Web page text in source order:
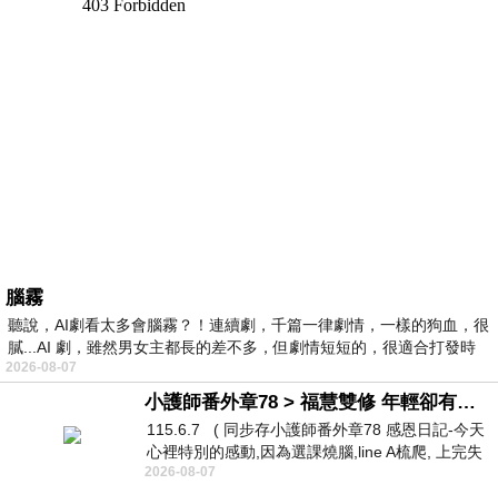
腦霧
聽說，AI劇看太多會腦霧？！連續劇，千篇一律劇情，一樣的狗血，很
膩...AI 劇，雖然男女主都長的差不多，但劇情短短的，很適合打發時
2026-08-07
小護師番外章78 > 福慧雙修 年輕卻有個老靈魂 ㄑ金剛經〉podcast
115.6.7 ( 同步存小護師番外章78 感恩日記-今天
心裡特別的感動,因為選課燒腦,line A梳爬, 上完失
智課的她,特來傾
2026-08-07